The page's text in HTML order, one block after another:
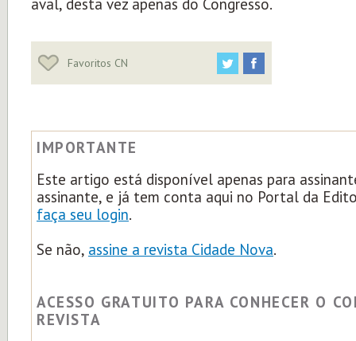
aval, desta vez apenas do Congresso.
Favoritos CN
IMPORTANTE
Este artigo está disponível apenas para
assinante, e já tem conta aqui no Portal da
faça seu login.
Se não, assine a revista Cidade Nova.
ACESSO GRATUITO PARA CONHECER O
REVISTA